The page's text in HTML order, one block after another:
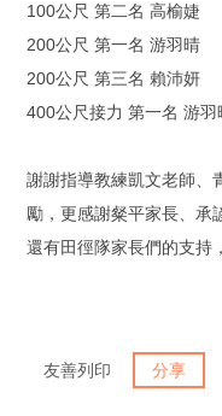
100公尺 第二名 高榆婕
200公尺 第一名 游羽晴
200公尺 第三名 賴沛妍
400公尺接力 第一名 游
謝謝指導教練凱文老師、
勵，更感謝粲平家長、承
還有田徑隊家長們的支持
友善列印 分享